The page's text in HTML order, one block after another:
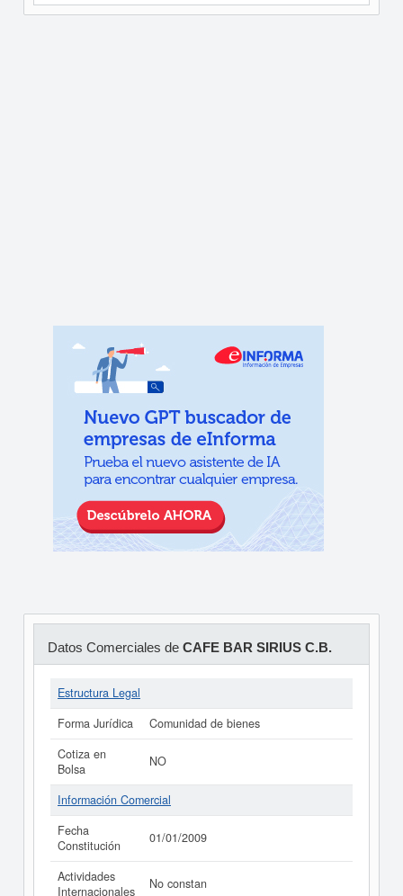
Datos Comerciales de CAFE BAR SIRIUS C.B.
Estructura Legal
Forma Jurídica
Comunidad de bienes
Cotiza en
Bolsa
NO
Información Comercial
Fecha
Constitución
01/01/2009
Actividades
Internacionales
No constan